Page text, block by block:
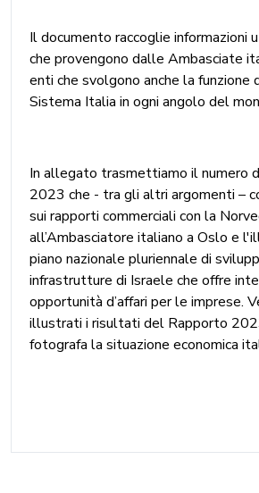
Il documento raccoglie informazioni
che provengono dalle Ambasciate
enti che svolgono anche la funzione
Sistema Italia in ogni angolo del
In allegato trasmettiamo il numero
2023 che - tra gli altri argomenti –
sui rapporti commerciali con la
all’Ambasciatore italiano a Oslo e
piano nazionale pluriennale di
infrastrutture di Israele che offre
opportunità d’affari per le imprese.
illustrati i risultati del Rapporto
fotografa la situazione economica